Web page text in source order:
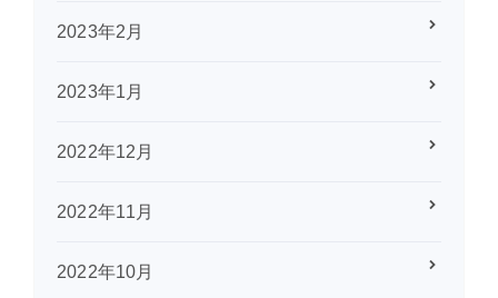
2023年2月
2023年1月
2022年12月
2022年11月
2022年10月